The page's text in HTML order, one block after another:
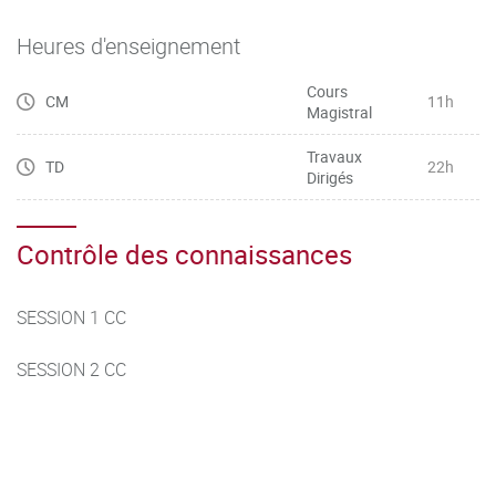
Heures d'enseignement
CM
Cours
Magistral
11h
TD
Travaux
Dirigés
22h
Contrôle des connaissances
SESSION 1 CC
SESSION 2 CC